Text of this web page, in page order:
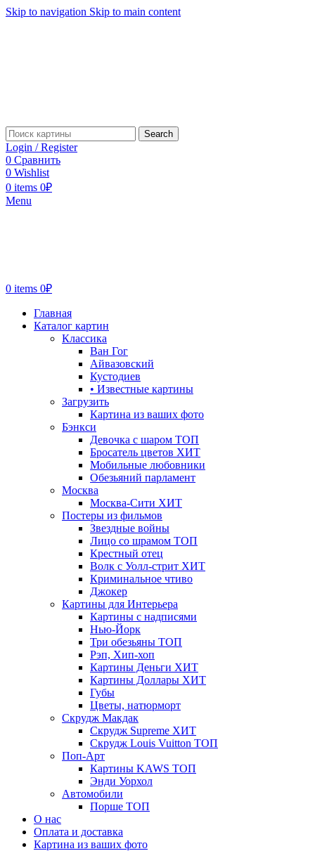
Skip to navigation Skip to main content
Search
Login / Register
0 Сравнить
0 Wishlist
0 items 0₽
Menu
0 items 0₽
Главная
Каталог картин
Классика
Ван Гог
Айвазовский
Кустодиев
• Известные картины
Загрузить
Картина из ваших фото
Бэнкси
Девочка с шаром ТОП
Бросатель цветов ХИТ
Мобильные любовники
Обезьяний парламент
Москва
Москва-Сити ХИТ
Постеры из фильмов
Звездные войны
Лицо со шрамом ТОП
Крестный отец
Волк с Уолл-стрит ХИТ
Криминальное чтиво
Джокер
Картины для Интерьера
Картины с надписями
Нью-Йорк
Три обезьяны ТОП
Рэп, Хип-хоп
Картины Деньги ХИТ
Картины Доллары ХИТ
Губы
Цветы, натюрморт
Скрудж Макдак
Скрудж Supreme ХИТ
Скрудж Louis Vuitton ТОП
Поп-Арт
Картины KAWS ТОП
Энди Уорхол
Автомобили
Порше ТОП
О нас
Оплата и доставка
Картина из ваших фото